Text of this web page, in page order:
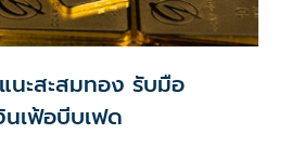
นะสะสมทอง รับมือ
เฟ้อบีบเฟด